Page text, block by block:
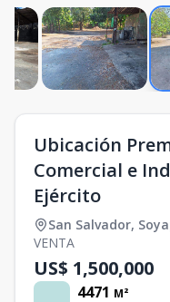
Ubicación
Comercial e
Ejército
San Salvador,
VENTA
US$ 1,500,000
4471 M²